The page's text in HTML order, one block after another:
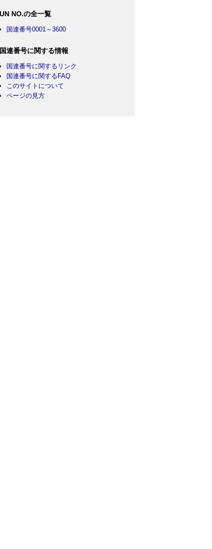
UN NO.の全一覧
国連番号0001～3600
国連番号に関する情報
国連番号に関するリンク
国連番号に関するFAQ
このサイトについて
ページの見方